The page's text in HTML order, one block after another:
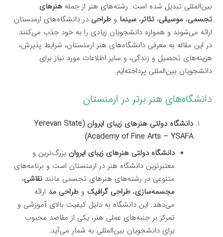
بین‌المللی تبدیل شده است. رشته‌های هنر از جملههنرهای
تجسمی،موسیقی،تئاتر،سینما وطراحی در دانشگاه‌های ارمنستان
ارائه می‌شوند و همواره دانشجویان زیادی را به خود جذب می‌کنند.
در این مقاله به معرفی دانشگاه‌های هنر ارمنستان، شرایط پذیرش،
هزینه‌های تحصیل و زندگی، و سایر اطلاعات مورد نیاز برای
دانشجویان بین‌المللی پرداخته‌ایم.
دانشگاه‌های هنر برتر در ارمنستان
دانشگاه دولتی هنرهای زیبای ایروان (Yerevan State
Academy of Fine Arts – YSAFA)
دانشگاه دولتی هنرهای زیبای ایروان بزرگ‌ترین و
معتبرترین دانشگاه هنر در ارمنستان است و برنامه‌های
متنوعی در رشته‌های هنرهای تجسمی مانندنقاشی،
مجسمه‌سازی،طراحی گرافیک وطراحی مد ارائه
می‌دهد. این دانشگاه به دلیل کیفیت بالای آموزشی و
تمرکز بر جنبه‌های عملی هنر، یکی از مقاصد محبوب
برای دانشجویان بین‌المللی به شمار می‌آید.